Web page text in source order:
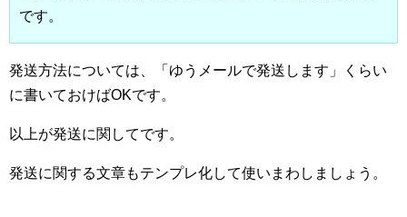
です。
発送方法については、「ゆうメールで発送します」くらい
に書いておけばOKです。
以上が発送に関してです。
発送に関する文章もテンプレ化して使いまわしましょう。